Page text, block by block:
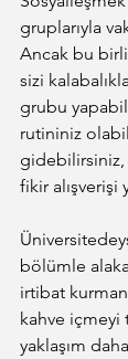
gruplarıyla
Ancak bu
sizi
grubu
rutininiz
gidebilirsiniz,
fikir alışverişi
bölümle
irtibat
kahve
yaklaşım